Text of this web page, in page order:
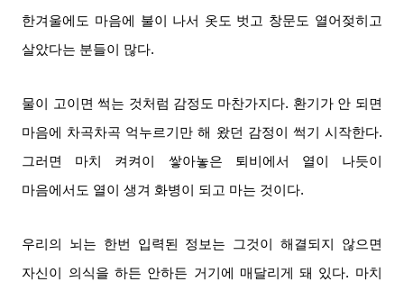
한겨울에도 마음에 불이 나서 옷도 벗고 창문도 열어젖히고
살았다는 분들이 많다.
물이 고이면 썩는 것처럼 감정도 마찬가지다. 환기가 안 되면
마음에 차곡차곡 억누르기만 해 왔던 감정이 썩기 시작한다.
그러면 마치 켜켜이 쌓아놓은 퇴비에서 열이 나듯이
마음에서도 열이 생겨 화병이 되고 마는 것이다.
우리의 뇌는 한번 입력된 정보는 그것이 해결되지 않으면
자신이 의식을 하든 안하든 거기에 매달리게 돼 있다. 마치